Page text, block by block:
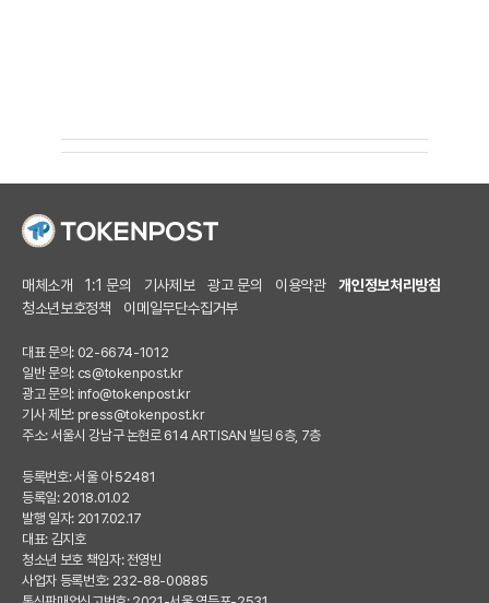
매체소개 1:1 문의 기사제보 광고 문의 이용약관
개인정보처리방침
청소년보호정책
이메일무단수집거부
대표 문의: 02-6674-1012
일반 문의: cs@tokenpost.kr
광고 문의: info@tokenpost.kr
기사 제보: press@tokenpost.kr
주소: 서울시 강남구 논현로 614 ARTISAN 빌딩 6층, 7층
등록번호: 서울 아 52481
등록일: 2018.01.02
발행 일자: 2017.02.17
대표: 김지호
청소년 보호 책임자: 전영빈
사업자 등록번호: 232-88-00885